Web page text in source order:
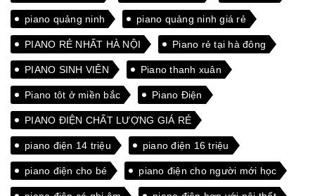
piano quảng ninh piano quảng ninh giá rẻ
PIANO RẺ NHẤT HÀ NỘI Piano rẻ tại hà đông
PIANO SINH VIÊN Piano thanh xuân
Piano tôt ở miền bắc Piano Điện
PIANO ĐIỆN CHẤT LƯỢNG GIÁ RẺ
piano điện 14 triệu piano điện 16 triệu
piano điện cho bé piano điện cho người mới học